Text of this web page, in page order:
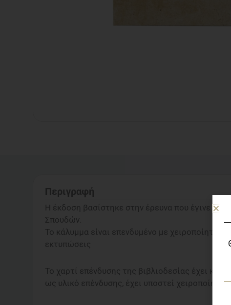
Περιγραφή
Η έκδοση βασίστηκε στην έρευνα που έγινε
Σπουδών.
Το κάλυμμα είναι επενδυμένο με χειροποίητο
εκτυπώσεις
Το χαρτί επένδυσης της βιβλιοδεσίας έχει
ως υλικό επένδυσης, έχει υποστεί χειροποίητη